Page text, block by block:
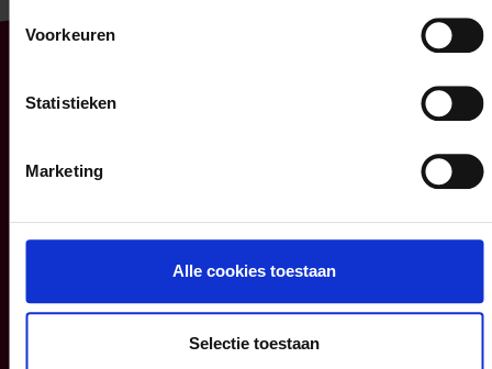
Voorkeuren
Statistieken
Marketing
Alle cookies toestaan
Selectie toestaan
Uw mobiliteit
Uw woning en
gezin
Uw sparen en
FAQ